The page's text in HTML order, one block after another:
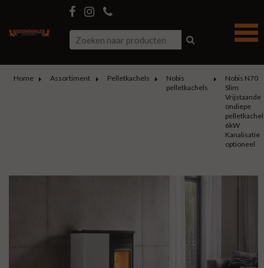
Home Assortiment Pelletkachels
Nobis
pelletkachels
Nobis N70
Slim
Vrijstaande
ondiepe
pelletkachel
6kW
Kanalisatie
optioneel